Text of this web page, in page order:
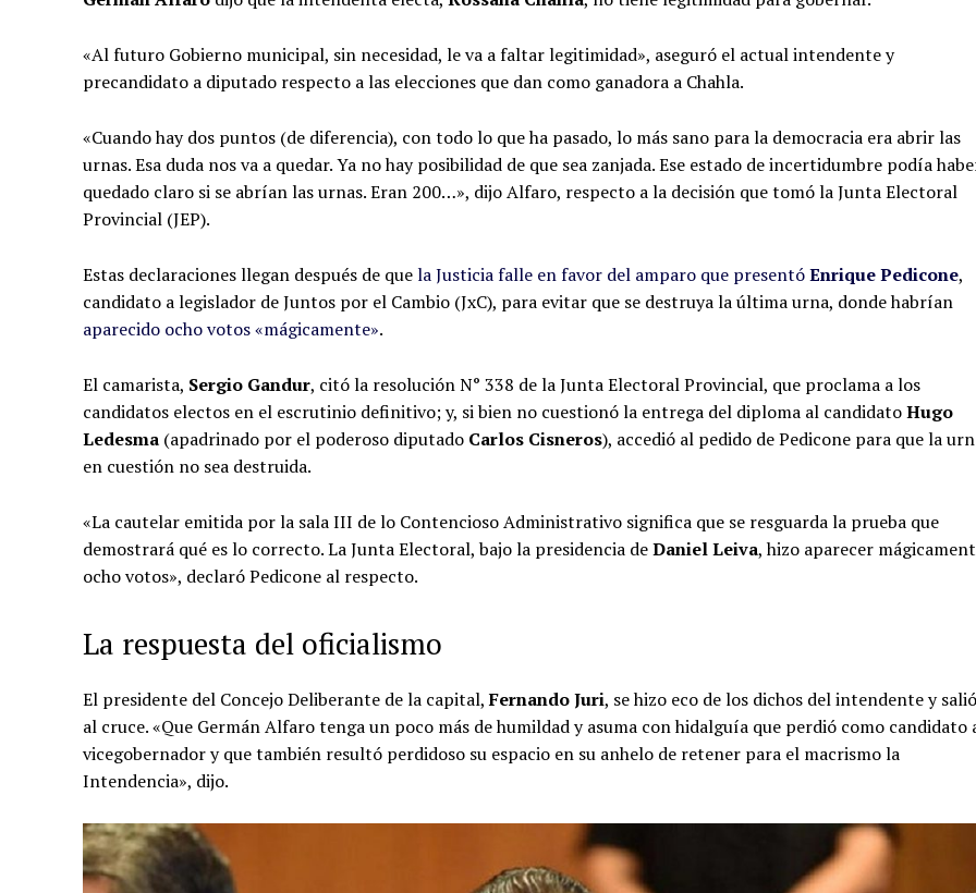
«Al futuro Gobierno municipal, sin necesidad, le va a faltar legitimidad», aseguró el actual intendente y
precandidato a diputado respecto a las elecciones que dan como ganadora a Chahla.
«Cuando hay dos puntos (de diferencia), con todo lo que ha pasado, lo más sano para la democracia era abrir las
urnas. Esa duda nos va a quedar. Ya no hay posibilidad de que sea zanjada. Ese estado de incertidumbre podía
quedado claro si se abrían las urnas. Eran 200…», dijo Alfaro, respecto a la decisión que tomó la Junta Electoral
Provincial (JEP).
Estas declaraciones llegan después de quela Justicia falle en favor del amparo que presentóEnrique Pedicone,
candidato a legislador de Juntos por el Cambio (JxC), para evitar que se destruya la última urna, donde habrían
aparecido ocho votos «mágicamente».
El camarista, Sergio Gandur, citó la resolución N° 338 de la Junta Electoral Provincial, que proclama a los
candidatos electos en el escrutinio definitivo; y, si bien no cuestionó la entrega del diploma al candidatoHugo
Ledesma (apadrinado por el poderoso diputado Carlos Cisneros), accedió al pedido de Pedicone para que la
en cuestión no sea destruida.
«La cautelar emitida por la sala III de lo Contencioso Administrativo significa que se resguarda la prueba que
demostrará qué es lo correcto. La Junta Electoral, bajo la presidencia deDaniel Leiva, hizo aparecer
ocho votos», declaró Pedicone al respecto.
La respuesta del oficialismo
El presidente del Concejo Deliberante de la capital,Fernando Juri, se hizo eco de los dichos del intendente y salió
al cruce. «Que Germán Alfaro tenga un poco más de humildad y asuma con hidalguía que perdió como candidato
vicegobernador y que también resultó perdidoso su espacio en su anhelo de retener para el macrismo la
Intendencia», dijo.